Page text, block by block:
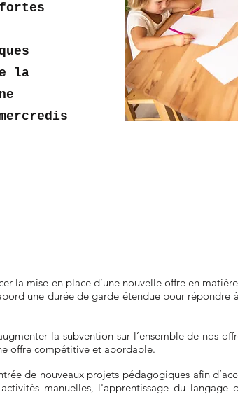
la
la mise en place d’une nouvelle offre en
une durée de garde étendue pour répondre
la subvention sur l’ensemble de nos
offre compétitive et abordable.
de nouveaux projets pédagogiques afin
manuelles, l'apprentissage du